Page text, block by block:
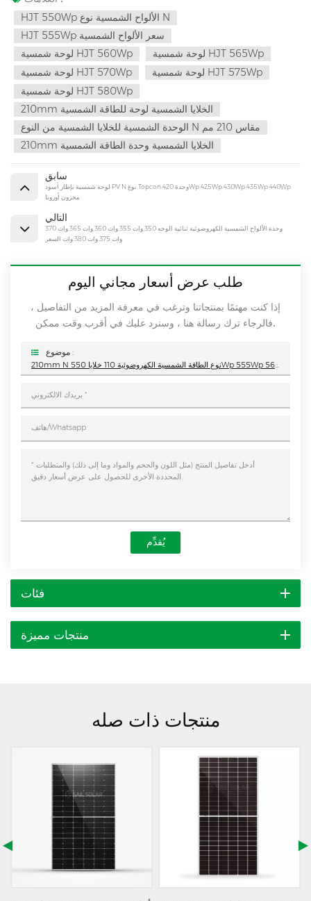
HJT 550Wp الألواح الشمسية نوع N
HJT 555Wp سعر الألواح الشمسية
لوحة شمسية HJT 560Wp
لوحة شمسية HJT 565Wp
لوحة شمسية HJT 570Wp
لوحة شمسية HJT 575Wp
لوحة شمسية HJT 580Wp
210mm الخلايا الشمسية لوحة للطاقة الشمسية
الوحدة الشمسية للخلايا الشمسية من النوع N مقاس 210 مم
210mm الخلايا الشمسية وحدة الطاقة الشمسية
سابق
لوحة شمسية بإطار أسود PV N نوع Topcon وحدة 420Wp 425Wp 430Wp 435Wp 440Wp
مخزون أوروبا
التالي
وحدة الألواح الشمسية الكهروضوئية ثنائية الوجه 350 وات 355 وات 360 وات 365 وات 370
وات 375 وات 380 وات السعر
طلب عرض أسعار مجاني اليوم
إذا كنت مهتمًا بمنتجاتنا وترغب في معرفة المزيد من التفاصيل ،
فالرجاء ترك رسالة هنا ، وسنرد عليك في أقرب وقت ممكن.
موضوع :
يُقدِّم
فئات
منتجات مميزة
منتجات ذات صله